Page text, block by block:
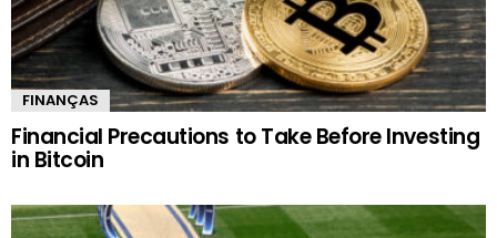
FINANÇAS
Financial Precautions to Take Before Investing
in Bitcoin